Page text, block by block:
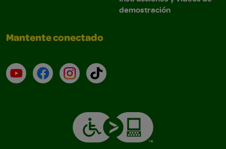
demostración
Mantente conectado
YouTube (en inglés)
Facebook (en inglés)
Instagram (en inglés)
TikTok